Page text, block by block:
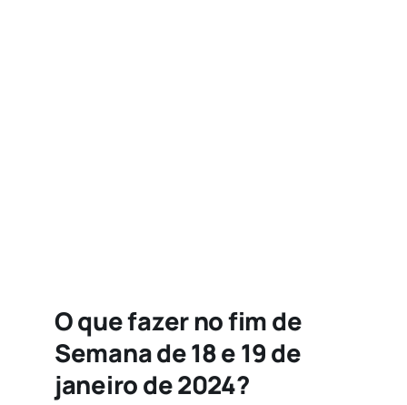
O que fazer no fim de
Semana de 18 e 19 de
janeiro de 2024?